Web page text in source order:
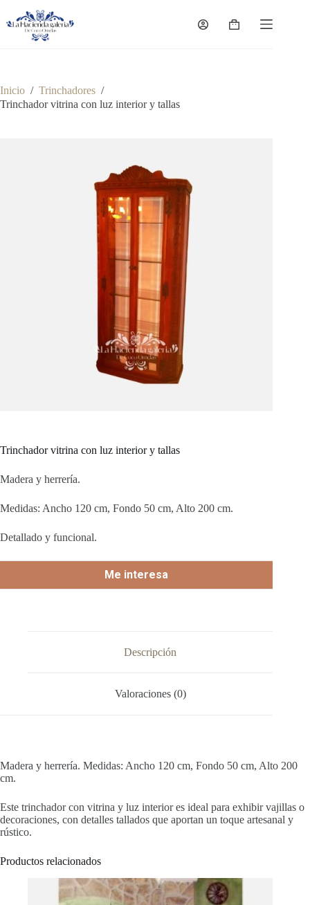
contenido
Carro
Inicio / Trinchadores /
Trinchador vitrina con luz interior y tallas
Trinchador vitrina con luz interior y tallas
Madera y herrería.
Medidas: Ancho 120 cm, Fondo 50 cm, Alto 200 cm.
Detallado y funcional.
Me interesa
Descripción
Valoraciones (0)
Madera y herrería. Medidas: Ancho 120 cm, Fondo 50 cm, Alto 200
cm.
Este trinchador con vitrina y luz interior es ideal para exhibir vajillas o
decoraciones, con detalles tallados que aportan un toque artesanal y
rústico.
Productos relacionados